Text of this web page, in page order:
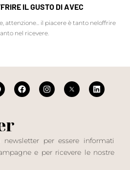
IL GUSTO DI AVEC
attenzione... il piacere è tanto neloffrire
nel ricevere.
newsletter per essere informati
e per ricevere le nostre